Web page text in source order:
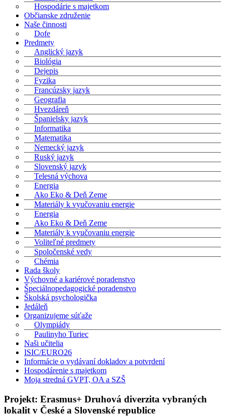
Hospodárie s majetkom
Občianske združenie
Naše činnosti
Dofe
Predmety
Anglický jazyk
Biológia
Dejepis
Fyzika
Francúzsky jazyk
Geografia
Hvezdáreň
Španielsky jazyk
Informatika
Matematika
Nemecký jazyk
Ruský jazyk
Slovenský jazyk
Telesná výchova
Energia
Ako Eko & Deň Zeme
Materiály k vyučovaniu energie
Energia
Ako Eko & Deň Zeme
Materiály k vyučovaniu energie
Voliteľné predmety
Spoločenské vedy
Chémia
Rada školy
Výchovné a kariérové poradenstvo
Špeciálnopedagogické poradenstvo
Školská psychologička
Jedáleň
Organizujeme súťaže
Olympiády
Paulinyho Turiec
Naši učitelia
ISIC/EURO26
Informácie o vydávaní dokladov a potvrdení
Hospodárenie s majetkom
Moja stredná GVPT, OA a SZŠ
Projekt: Erasmus+ Druhová diverzita vybraných
lokalit v České a Slovenské republice